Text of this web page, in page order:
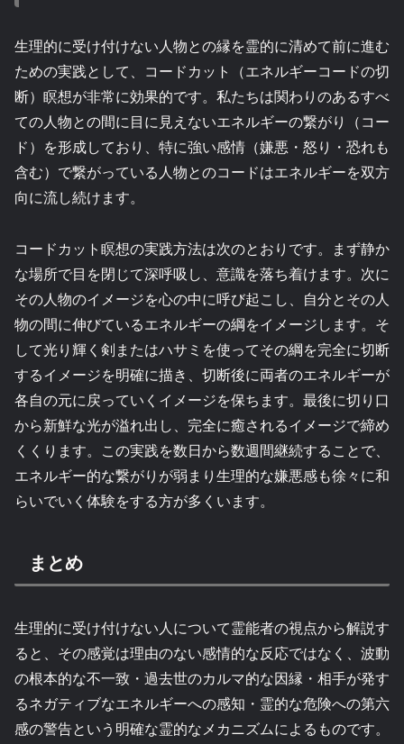
生理的に受け付けない人物との縁を霊的に清めて前に進む
ための実践として、コードカット（エネルギーコードの切
断）瞑想が非常に効果的です。私たちは関わりのあるすべ
ての人物との間に目に見えないエネルギーの繋がり（コー
ド）を形成しており、特に強い感情（嫌悪・怒り・恐れも
含む）で繋がっている人物とのコードはエネルギーを双方
向に流し続けます。
コードカット瞑想の実践方法は次のとおりです。まず静か
な場所で目を閉じて深呼吸し、意識を落ち着けます。次に
その人物のイメージを心の中に呼び起こし、自分とその人
物の間に伸びているエネルギーの綱をイメージします。そ
して光り輝く剣またはハサミを使ってその綱を完全に切断
するイメージを明確に描き、切断後に両者のエネルギーが
各自の元に戻っていくイメージを保ちます。最後に切り口
から新鮮な光が溢れ出し、完全に癒されるイメージで締め
くくります。この実践を数日から数週間継続することで、
エネルギー的な繋がりが弱まり生理的な嫌悪感も徐々に和
らいでいく体験をする方が多くいます。
まとめ
生理的に受け付けない人について霊能者の視点から解説す
ると、その感覚は理由のない感情的な反応ではなく、波動
の根本的な不一致・過去世のカルマ的な因縁・相手が発す
るネガティブなエネルギーへの感知・霊的な危険への第六
感の警告という明確な霊的なメカニズムによるものです。